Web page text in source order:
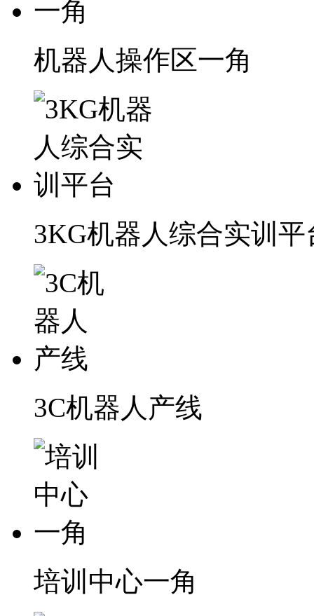
机器人操作区一角
3KG机器人综合实训平
3C机器人产线
培训中心一角